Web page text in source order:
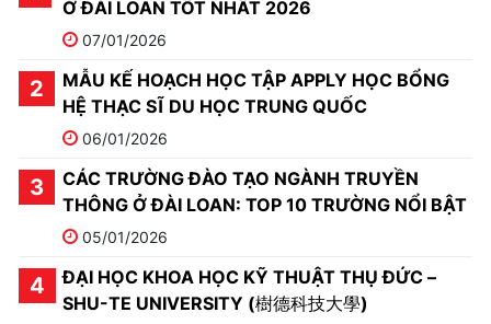
Ở ĐÀI LOAN TỐT NHẤT 2026
07/01/2026
MẪU KẾ HOẠCH HỌC TẬP APPLY HỌC BỔNG
HỆ THẠC SĨ DU HỌC TRUNG QUỐC
06/01/2026
CÁC TRƯỜNG ĐÀO TẠO NGÀNH TRUYỀN
THÔNG Ở ĐÀI LOAN: TOP 10 TRƯỜNG NỔI BẬT
05/01/2026
ĐẠI HỌC KHOA HỌC KỸ THUẬT THỤ ĐỨC –
SHU-TE UNIVERSITY (樹德科技大學)